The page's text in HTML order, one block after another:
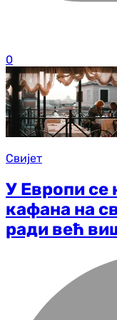
0
Свијет
У Европи се
кафана на
ради већ